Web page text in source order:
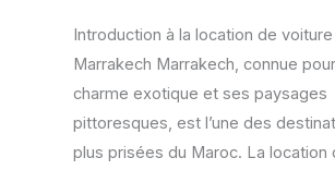
Introduction à la location de voiture
Marrakech Marrakech, connue
charme exotique et ses paysages
pittoresques, est l’une des
plus prisées du Maroc. La location
les
plus
populaires
?